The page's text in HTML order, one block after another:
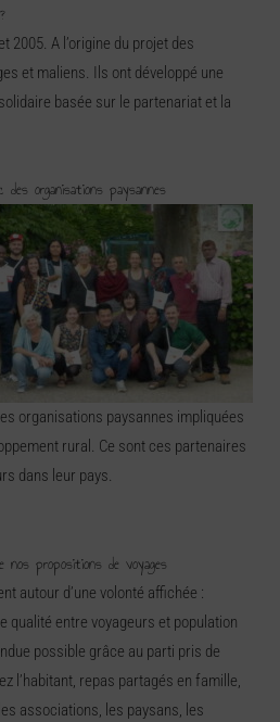
2005. A l’origine du projet des
et maliens. Ils ont développé une
basée sur le partenariat et la
organisations paysannes
organisations paysannes impliquées
rural. Ce sont ces partenaires
dans leur pays.
nos propositions de voyages
autour d’une volonté affichée :
qualité entre voyageurs et population
possible grâce au parti pris de
l’habitant, repas partagés en famille,
associations, les paysans, les